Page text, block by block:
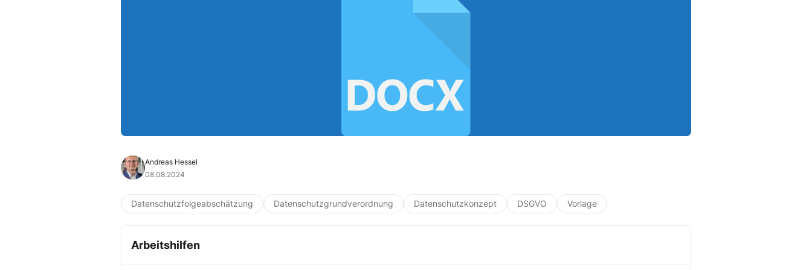
Andreas Hessel
08.08.2024
Datenschutzfolgeabschätzung Datenschutzgrundverordnung Datenschutzkonzept DSGVO Vorlage
Arbeitshilfen